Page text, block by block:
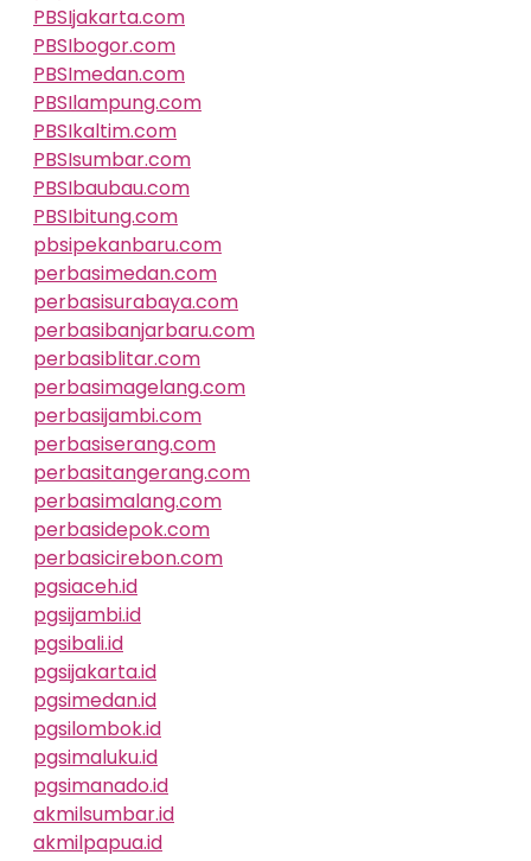
PBSIjakarta.com
PBSIbogor.com
PBSImedan.com
PBSIlampung.com
PBSIkaltim.com
PBSIsumbar.com
PBSIbaubau.com
PBSIbitung.com
pbsipekanbaru.com
perbasimedan.com
perbasisurabaya.com
perbasibanjarbaru.com
perbasiblitar.com
perbasimagelang.com
perbasijambi.com
perbasiserang.com
perbasitangerang.com
perbasimalang.com
perbasidepok.com
perbasicirebon.com
pgsiaceh.id
pgsijambi.id
pgsibali.id
pgsijakarta.id
pgsimedan.id
pgsilombok.id
pgsimaluku.id
pgsimanado.id
akmilsumbar.id
akmilpapua.id